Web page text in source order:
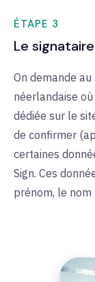
ÉTAPE 3
Le
On demande
néerlandaise
dédiée sur le
de confirmer
certaines
Sign. Ces
prénom, le